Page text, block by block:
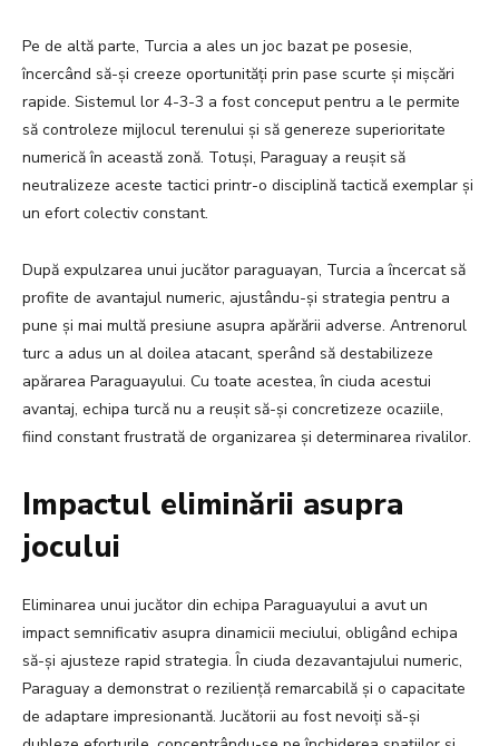
Pe de altă parte, Turcia a ales un joc bazat pe posesie,
încercând să-și creeze oportunități prin pase scurte și mișcări
rapide. Sistemul lor 4-3-3 a fost conceput pentru a le permite
să controleze mijlocul terenului și să genereze superioritate
numerică în această zonă. Totuși, Paraguay a reușit să
neutralizeze aceste tactici printr-o disciplină tactică exemplar și
un efort colectiv constant.
După expulzarea unui jucător paraguayan, Turcia a încercat să
profite de avantajul numeric, ajustându-și strategia pentru a
pune și mai multă presiune asupra apărării adverse. Antrenorul
turc a adus un al doilea atacant, sperând să destabilizeze
apărarea Paraguayului. Cu toate acestea, în ciuda acestui
avantaj, echipa turcă nu a reușit să-și concretizeze ocaziile,
fiind constant frustrată de organizarea și determinarea rivalilor.
Impactul eliminării asupra
jocului
Eliminarea unui jucător din echipa Paraguayului a avut un
impact semnificativ asupra dinamicii meciului, obligând echipa
să-și ajusteze rapid strategia. În ciuda dezavantajului numeric,
Paraguay a demonstrat o reziliență remarcabilă și o capacitate
de adaptare impresionantă. Jucătorii au fost nevoiți să-și